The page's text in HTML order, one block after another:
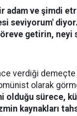
adam ve şimdi
seviyorum'
getirin, neyi
verdiği
olarak
olduğu sürece,
kaynakları